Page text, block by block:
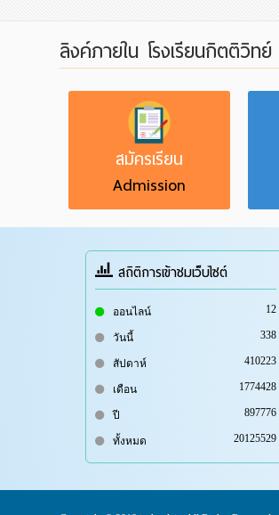
ลิงค์ภายใน โรงเรียนกิตติวิทย์
สมัครเรียน
Admission
สถิติการเข้าชมเว็บไซต์
ออนไลน์ 12
วันนี้ 338
สัปดาห์ 410223
เดือน 1774428
ปี 897776
ทั้งหมด 20125529